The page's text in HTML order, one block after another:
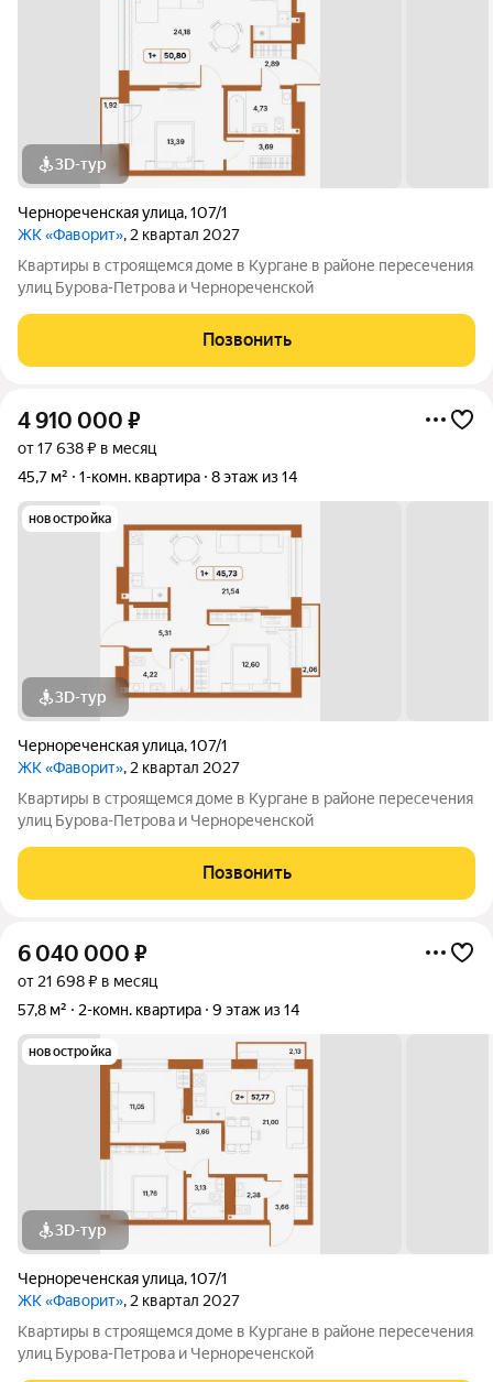
3D-тур
Чернореченская улица,107/1
ЖК «Фаворит», 2 квартал 2027
Квартиры в строящемся доме в Кургане в районе пересечения
улиц Бурова-Петрова и Чернореченской
Позвонить
4 910 000 ₽
от 17 638 ₽ в месяц
45,7 м²
1-комн. квартира 8 этаж из 14
новостройка
3D-тур
Чернореченская улица,107/1
ЖК «Фаворит», 2 квартал 2027
Квартиры в строящемся доме в Кургане в районе пересечения
улиц Бурова-Петрова и Чернореченской
Позвонить
6 040 000 ₽
от 21 698 ₽ в месяц
57,8 м²
2-комн. квартира 9 этаж из 14
новостройка
3D-тур
Чернореченская улица,107/1
ЖК «Фаворит», 2 квартал 2027
Квартиры в строящемся доме в Кургане в районе пересечения
улиц Бурова-Петрова и Чернореченской